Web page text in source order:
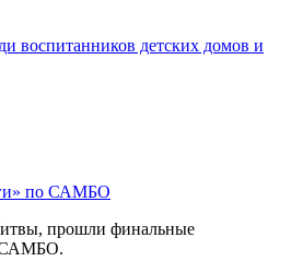
воспитанников детских домов и
по САМБО
прошли финальные
САМБО.